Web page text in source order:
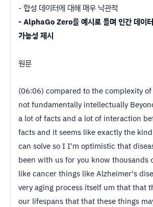
- 합성 데이터에 대해 매우 낙관적
- AlphaGo Zero를 예시로 들며 인간 데이
가능성 제시
원문
(06:06) compared to the complexity
not fundamentally intellectually
a lot of facts and a lot of interaction
facts and it seems like exactly the
can solve so I I'm optimistic that
been with us for you know thousands
like cancer things like Alzheimer's
very aging process itself um that that
our lifespans that that these things